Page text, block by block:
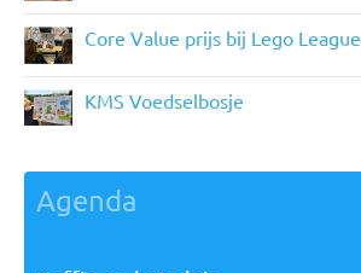
Core Value prijs bij Lego League
KMS Voedselbosje
Agenda